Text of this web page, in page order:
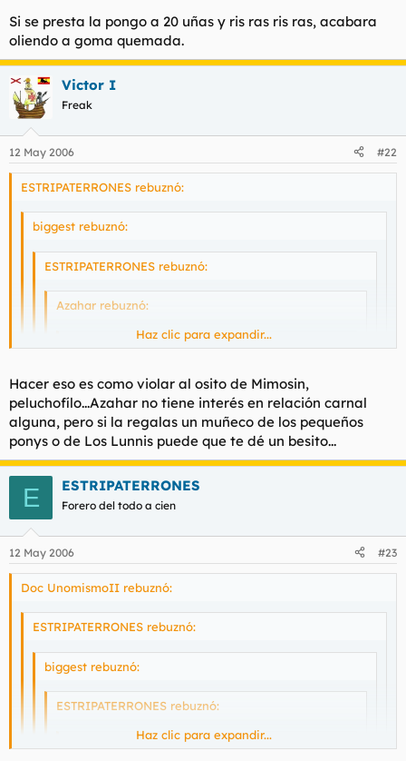
Disculpe usted señor Undertaker, es que soy madrileña
o gata que es lo mismo y claro a veces se me escapan
estas cosas del leismo y el laismo.
Haz clic para expandir...
HEY Azahar!!! yo tambien soy madrileño, bueno,a lo que
vamos, cuando quedamos pa hechar un cohete?
Aprovecha, esta necesitada.
Si se presta la pongo a 20 uñas y ris ras ris ras, acabara
oliendo a goma quemada.
Victor I
Freak
12 May 2006 #22
ESTRIPATERRONES rebuznó:
biggest rebuznó:
ESTRIPATERRONES rebuznó:
Azahar rebuznó:
Undertaker rebuznó:
Azahar rebuznó:
si el hilo le abres para meterse con
gallardón Haz clic para expandir...
madrileña o gata que es lo mismo y claro a veces
se me escapan estas cosas del leismo y el laismo.
Haz clic para expandir...
HEY Azahar!!! yo tambien soy madrileño, bueno,a lo que
vamos, cuando quedamos pa hechar un cohete?
Haz clic para expandir...
Aprovecha, esta necesitada.
Si se presta la pongo a 20 uñas y ris ras ris ras, acabara
oliendo a goma quemada
Haz clic para expandir...
Hacer eso es como violar al osito de Mimosin,
peluchofílo...Azahar no tiene interés en relación carnal
alguna, pero si la regalas un muñeco de los pequeños
ponys o de Los Lunnis puede que te dé un besito...
E ESTRIPATERRONES
Forero del todo a cien
12 May 2006 #23
Doc UnomismoII rebuznó:
ESTRIPATERRONES rebuznó:
biggest rebuznó:
ESTRIPATERRONES rebuznó:
Azahar rebuznó:
Haz clic para expandir...